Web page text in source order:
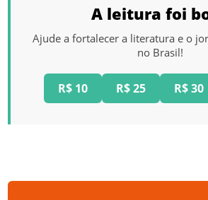
A leitura foi
Ajude a fortalecer a literatura e o
no Brasil!
R$ 10 R$ 25 R$ 30